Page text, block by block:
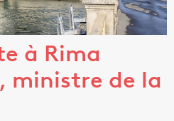
à Rima
ministre de la